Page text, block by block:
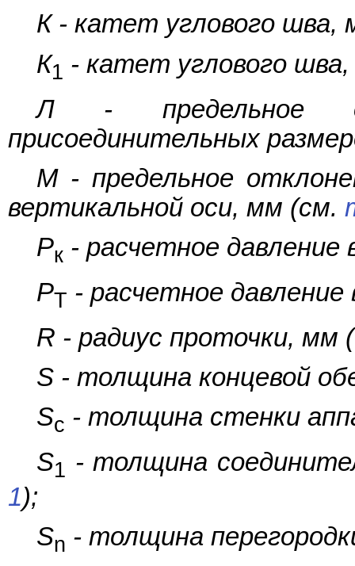
К - катет углового
К1 - катет углового
Л - предельное
присоединительных
M - предельное
вертикальной оси, мм (см.
Pк - расчетное
PТ - расчетное
R - радиус проточки, мм
S - толщина концевой
Sс - толщина стенки
S1 - толщина
1);
Sn - толщина